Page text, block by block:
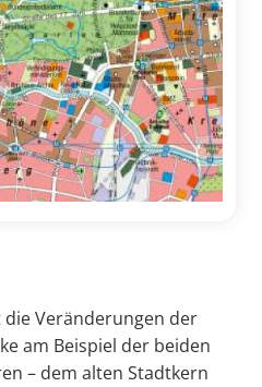
Veränderungen der
am Beispiel der beiden
– dem alten Stadtkern